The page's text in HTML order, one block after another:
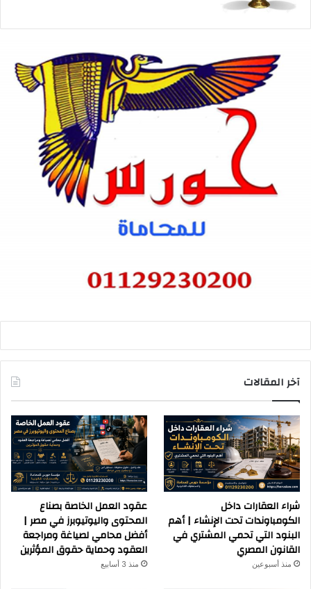
آخر المقالات
شراء العقارات داخل
الكومباوندات تحت الإنشاء | أهم
البنود التي تحمي المشتري في
القانون المصري
منذ أسبوعين
عقود العمل الخاصة بصناع
المحتوى واليوتيوبرز في مصر |
أفضل محامي لصياغة ومراجعة
العقود وحماية حقوق المؤثرين
منذ 3 أسابيع